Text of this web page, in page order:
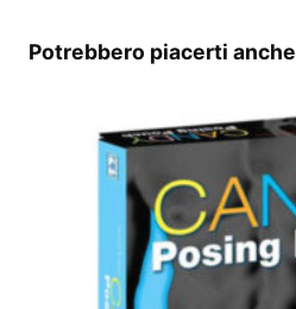
Potrebbero piacerti anche